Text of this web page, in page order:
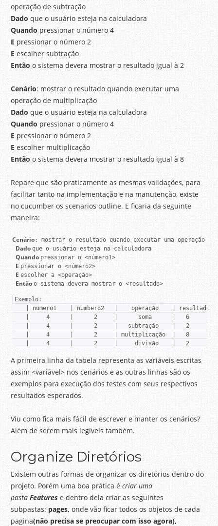
operação de subtração
Dadoque o usuário esteja na calculadora
Quando pressionar o número 4
E pressionar o número 2
Eescolher subtração
Entãoo sistema devera mostrar o resultado igual à 2
Cenário: mostrar o resultado quando executar uma
operação de multiplicação
Dadoque o usuário esteja na calculadora
Quandopressionar o número 4
E pressionar o número 2
Eescolher multiplicação
Entãoo sistema devera mostrar o resultado igual à 8
Repare que são praticamente as mesmas validações, para
facilitar tanto na implementação e na manutenção, existe
no cucumber os scenarios outline. E ficaria da seguinte
maneira:
Cenário: mostrar o resultado quando executar uma operação
Dado que o usuário esteja na calculadora
Quando pressionar o <número1>
E pressionar o <número2>
E escolher a <operação>
Então o sistema devera mostrar o <resultado>
Exemplo:
    | numero1    | numbero2   |    operação    | resultado|
    |     4      |      2     |      soma      |   6      |
    |     4      |      2     |   subtração    |   2      |
    |     4      |      2     | multiplicação  |   8      |
    |     4      |      2     |     divisão    |   2      |
A primeira linha da tabela representa as variáveis escritas
assim <variável> nos cenários e as outras linhas são os
exemplos para execução dos testes com seus respectivos
resultados esperados.
Viu como fica mais fácil de escrever e manter os cenários?
Além de serem mais legíveis também.
Organize Diretórios
Existem outras formas de organizar os diretórios dentro do
projeto. Porém uma boa prática écriar uma
pastaFeaturese dentro dela criar as seguintes
subpastas: pages,onde vão ficar todos os objetos de cada
pagina(não precisa se preocupar com isso agora),